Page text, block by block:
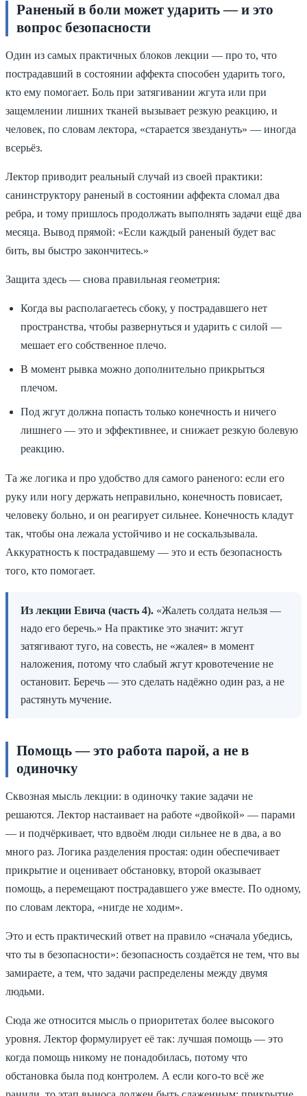
Раненый в боли может ударить — и это
вопрос безопасности
Один из самых практичных блоков лекции — про то, что
пострадавший в состоянии аффекта способен ударить того,
кто ему помогает. Боль при затягивании жгута или при
защемлении лишних тканей вызывает резкую реакцию, и
человек, по словам лектора, «старается звездануть» — иногда
всерьёз.
Лектор приводит реальный случай из своей практики:
санинструктору раненый в состоянии аффекта сломал два
ребра, и тому пришлось продолжать выполнять задачи ещё два
месяца. Вывод прямой: «Если каждый раненый будет вас
бить, вы быстро закончитесь.»
Защита здесь — снова правильная геометрия:
Когда вы располагаетесь сбоку, у пострадавшего нет
пространства, чтобы развернуться и ударить с силой —
мешает его собственное плечо.
В момент рывка можно дополнительно прикрыться
плечом.
Под жгут должна попасть только конечность и ничего
лишнего — это и эффективнее, и снижает резкую болевую
реакцию.
Та же логика и про удобство для самого раненого: если его
руку или ногу держать неправильно, конечность повисает,
человеку больно, и он реагирует сильнее. Конечность кладут
так, чтобы она лежала устойчиво и не соскальзывала.
Аккуратность к пострадавшему — это и есть безопасность
того, кто помогает.
Из лекции Евича (часть 4). «Жалеть солдата нельзя —
надо его беречь.» На практике это значит: жгут
затягивают туго, на совесть, не «жалея» в момент
наложения, потому что слабый жгут кровотечение не
остановит. Беречь — это сделать надёжно один раз, а не
растянуть мучение.
Помощь — это работа парой, а не в
одиночку
Сквозная мысль лекции: в одиночку такие задачи не
решаются. Лектор настаивает на работе «двойкой» — парами
— и подчёркивает, что вдвоём люди сильнее не в два, а во
много раз. Логика разделения простая: один обеспечивает
прикрытие и оценивает обстановку, второй оказывает
помощь, а перемещают пострадавшего уже вместе. По одному,
по словам лектора, «нигде не ходим».
Это и есть практический ответ на правило «сначала убедись,
что ты в безопасности»: безопасность создаётся не тем, что вы
замираете, а тем, что задачи распределены между двумя
людьми.
Сюда же относится мысль о приоритетах более высокого
уровня. Лектор формулирует её так: лучшая помощь — это
когда помощь никому не понадобилась, потому что
обстановка была под контролем. А если кого-то всё же